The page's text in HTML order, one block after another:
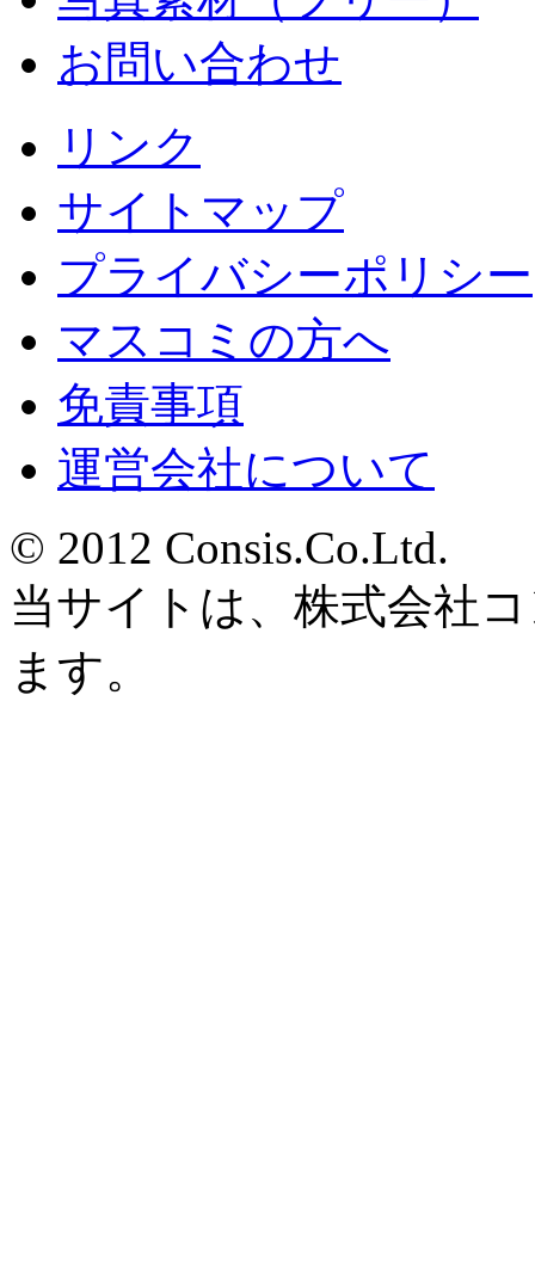
お問い合わせ
リンク
サイトマップ
プライバシーポリシー
マスコミの方へ
免責事項
運営会社について
© 2012 Consis.Co.Ltd.
当サイトは、株式会社
ます。